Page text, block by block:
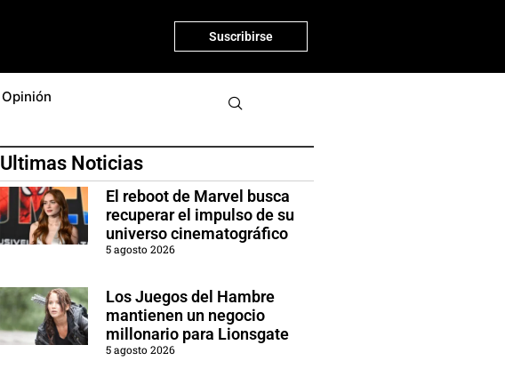
Suscribirse
Opinión
Ultimas Noticias
El reboot de Marvel busca
recuperar el impulso de su
universo cinematográfico
5 agosto 2026
Los Juegos del Hambre
mantienen un negocio
millonario para Lionsgate
5 agosto 2026